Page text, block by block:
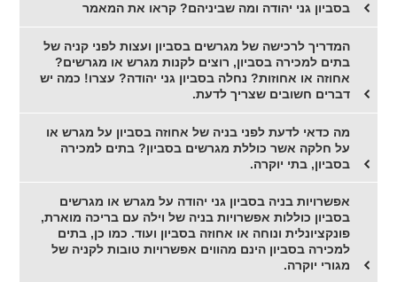
בסביון גני יהודה ומה שביניהם? קראו את המאמר
המדריך לרכישה של מגרשים בסביון ועצות לפני קניה של
בתים למכירה בסביון, רוצים לקנות מגרש או מגרשים?
אחוזה או אחוזות? נחלה בסביון גני יהודה? עצרו! כמה יש
דברים חשובים שצריך לדעת.
מה כדאי לדעת לפני בניה של אחוזה בסביון על מגרש או
על חלקה אשר כוללת מגרשים בסביון? בתים למכירה
בסביון, בתי יוקרה.
אפשרויות בניה בסביון גני יהודה על מגרש או מגרשים
בסביון כוללות אפשרויות בניה של וילה עם בריכה מוארת,
פונקציונלית ונוחה או אחוזה בסביון ועוד. כמו כן, בתים
למכירה בסביון הינם מהווים אפשרויות טובות לקניה של
מגורי יוקרה.